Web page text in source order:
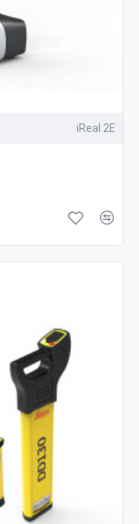
iReal 2E